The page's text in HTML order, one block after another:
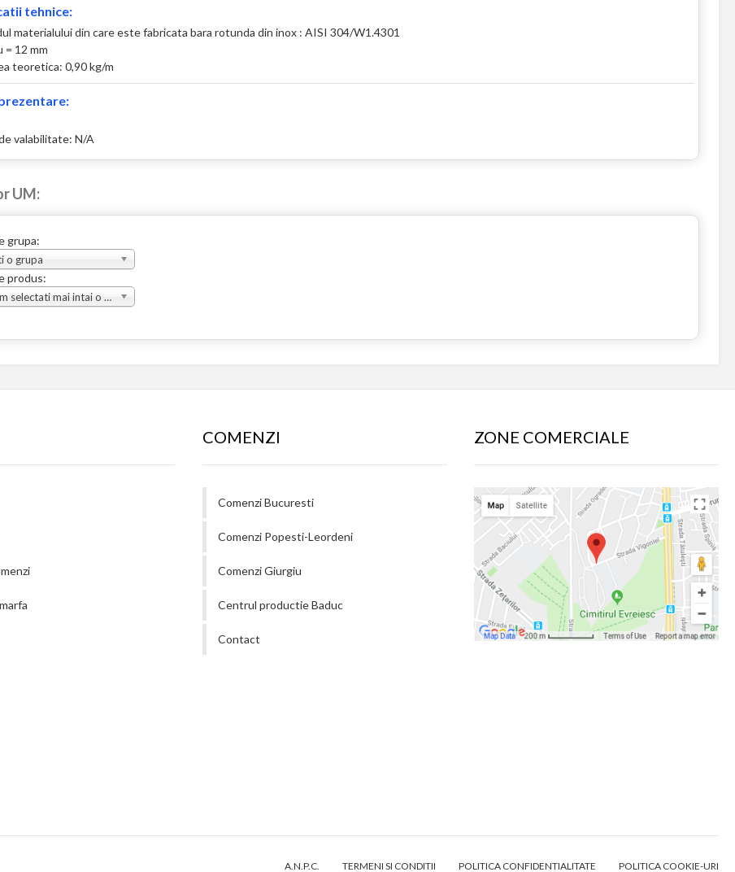
tehnice:
materialului din care este fabricata bara rotunda din inox : AISI 304/W1.4301
= 12 mm
teoretica: 0,90 kg/m
valabilitate: N/A
UM:
grupa:
o grupa
produs:
Va rugam selectati mai intai o grupa
COMENZI
Comenzi Bucuresti
Comenzi Popesti-Leordeni
Comenzi Giurgiu
Centrul productie Baduc
Contact
ZONE COMERCIALE
A.N.P.C. TERMENI SI CONDITII POLITICA CONFIDENTIALITATE POLITICA COOKIE-URI